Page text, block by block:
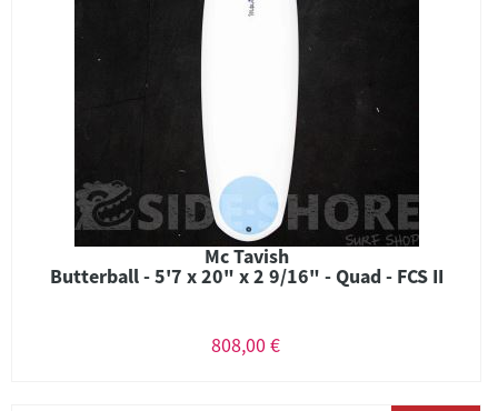
Mc Tavish
Butterball - 5'7 x 20" x 2 9/16" - Quad - FCS II
808,00 €